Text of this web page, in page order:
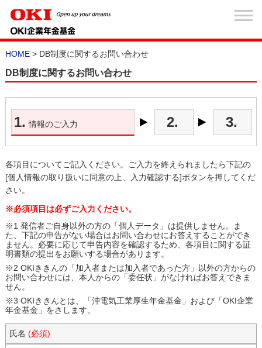
HOME> DB制度に関するお問い合わせ
DB制度に関するお問い合わせ
1. 情報のご入力 2. 3.
各項目についてご記入ください。ご入力を終えられましたら下記の
[個人情報の取り扱いに同意の上、入力確認する]ボタンを押してくだ
さい。
※必須項目は必ずご入力ください。
※1 発信者ご自身以外の方の「個人データ」は提供しません。ま
た、下記の申告がない場合はお問い合わせにお答えすることができ
ません。必要に応じて申告内容を確認するため、各項目に関する証
明書類の提出をお願いする場合があります。
※2 OKIききんの「加入者または加入者であった方」以外の方からの
お問い合わせには、本人からの「委任状」がなければお答えできま
せん。
※3 OKIききんとは、「沖電気工業厚生年金基金」および「OKI企業
年金基金」をさします。
氏名 (必須)